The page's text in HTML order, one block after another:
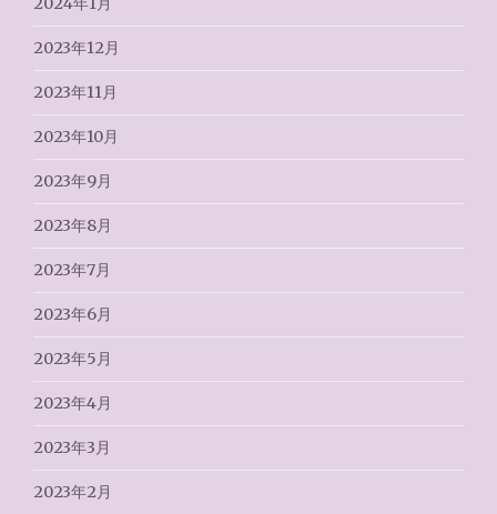
2023年12月
2023年11月
2023年10月
2023年9月
2023年8月
2023年7月
2023年6月
2023年5月
2023年4月
2023年3月
2023年2月